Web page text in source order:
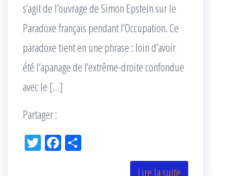
s’agit de l’ouvrage de Simon Epstein sur le
Paradoxe français pendant l’Occupation. Ce
paradoxe tient en une phrase : loin d’avoir
été l’apanage de l’extrême-droite confondue
avec le […]
Partager :
Tw Fac
Lire la suite